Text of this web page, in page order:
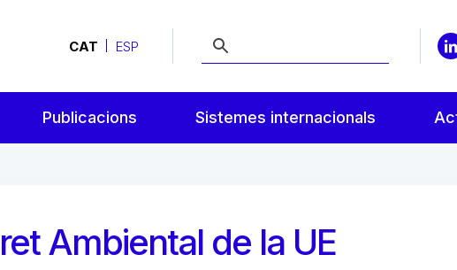
CAT ESP
Publicacions Sistemes internacionals
Ambiental de la UE